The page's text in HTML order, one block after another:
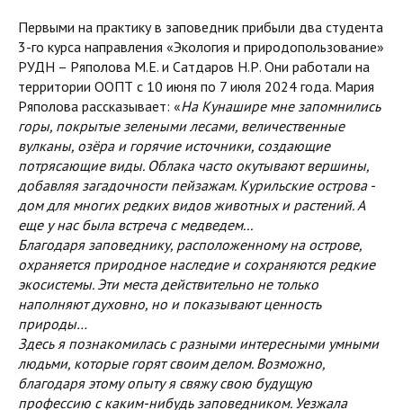
Первыми на практику в заповедник прибыли два студента
3-го курса направления «Экология и природопользование»
РУДН – Ряполова М.Е. и Сатдаров Н.Р. Они работали на
территории ООПТ с 10 июня по 7 июля 2024 года. Мария
Ряполова рассказывает: «На Кунашире мне запомнились
горы, покрытые зелеными лесами, величественные
вулканы, озёра и горячие источники, создающие
потрясающие виды. Облака часто окутывают вершины,
добавляя загадочности пейзажам. Курильские острова -
дом для многих редких видов животных и растений. А
еще у нас была встреча с медведем...
Благодаря заповеднику, расположенному на острове,
охраняется природное наследие и сохраняются редкие
экосистемы. Эти места действительно не только
наполняют духовно, но и показывают ценность
природы…
Здесь я познакомилась с разными интересными умными
людьми, которые горят своим делом. Возможно,
благодаря этому опыту я свяжу свою будущую
профессию с каким-нибудь заповедником. Уезжала